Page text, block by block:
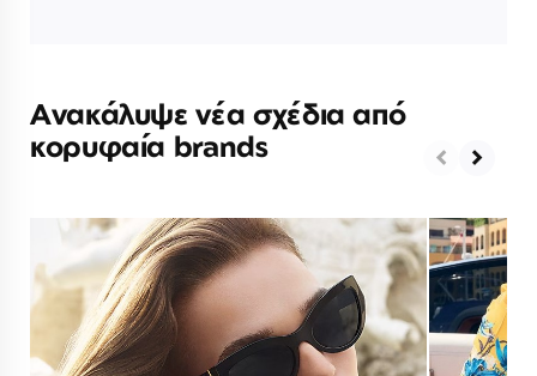
Ανακάλυψε νέα σχέδια από
κορυφαία brands